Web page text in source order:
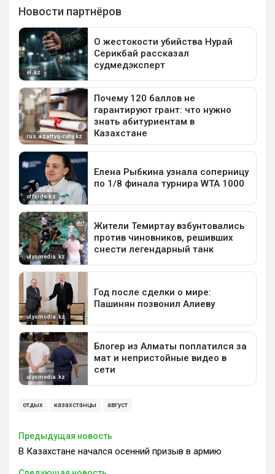
отдых казахстанцы август
Предыдущая новость
В Казахстане начался осенний призыв в армию